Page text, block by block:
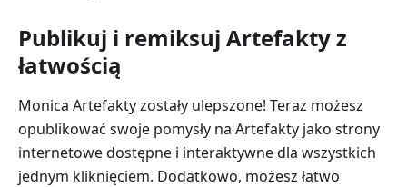
Publikuj i remiksuj Artefakty z
łatwością
Monica Artefakty zostały ulepszone! Teraz możesz
opublikować swoje pomysły na Artefakty jako strony
internetowe dostępne i interaktywne dla wszystkich
jednym kliknięciem. Dodatkowo, możesz łatwo